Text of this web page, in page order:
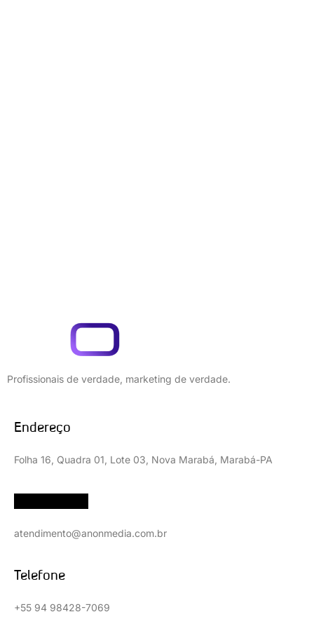
Profissionais de verdade, marketing de verdade.
Endereço
Folha 16, Quadra 01, Lote 03, Nova Marabá, Marabá-PA
atendimento@anonmedia.com.br
Telefone
+55 94 98428-7069